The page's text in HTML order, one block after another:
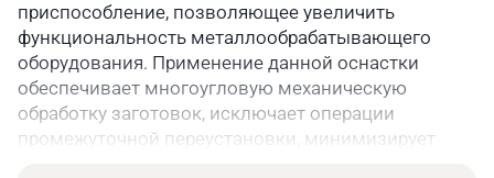
приспособление, позволяющее увеличить
функциональность металлообрабатывающего
оборудования. Применение данной оснастки
обеспечивает многоугловую механическую
обработку заготовок, исключает операции
промежуточной переустановки, минимизирует